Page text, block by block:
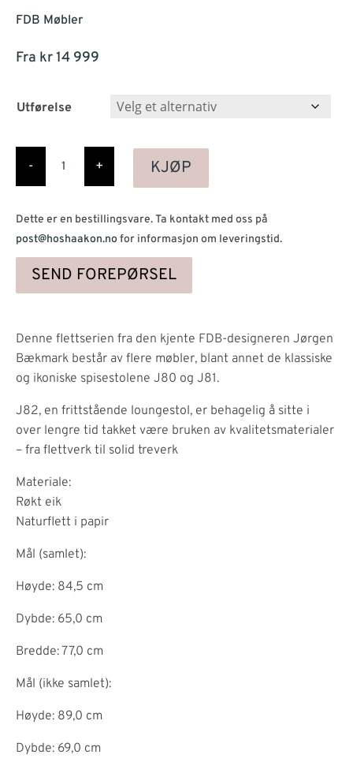
FDB Møbler
Fra kr14 999
Utførelse
-
Lenestol + KJØP
Dette er en bestillingsvare. Ta kontakt med oss på
post@hoshaakon.no for informasjon om leveringstid.
SEND FOREPØRSEL
Denne flettserien fra den kjente FDB-designeren Jørgen
Bækmark består av flere møbler, blant annet de klassiske
og ikoniske spisestolene J80 og J81.
J82, en frittstående loungestol, er behagelig å sitte i
over lengre tid takket være bruken av kvalitetsmaterialer
– fra flettverk til solid treverk
Materiale:
Røkt eik
Naturflett i papir
Mål (samlet):
Høyde: 84,5 cm
Dybde: 65,0 cm
Bredde: 77,0 cm
Mål (ikke samlet):
Høyde: 89,0 cm
Dybde: 69,0 cm